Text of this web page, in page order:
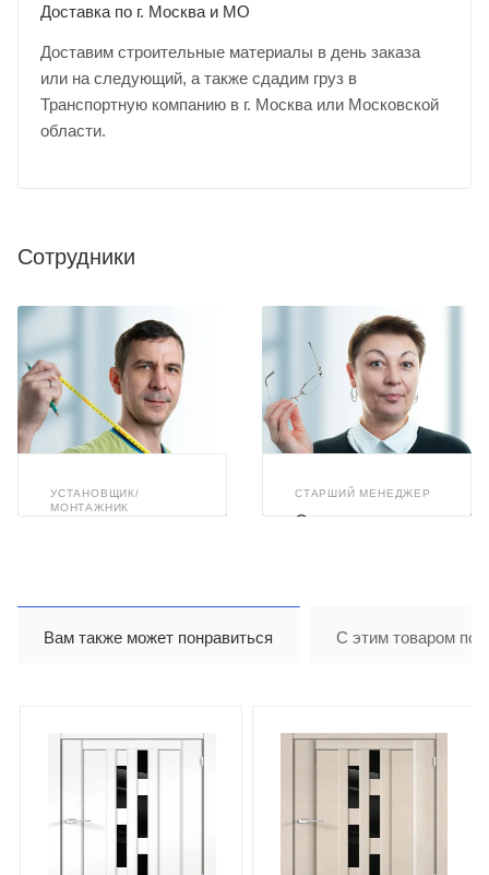
Доставка по г. Москва и МО
Доставим строительные материалы в день заказа
или на следующий, а также сдадим груз в
Транспортную компанию в г. Москва или Московской
области.
Сотрудники
УСТАНОВЩИК/
МОНТАЖНИК
СТАРШИЙ МЕНЕДЖЕР
Светлана
Вам также может понравиться С этим товаром